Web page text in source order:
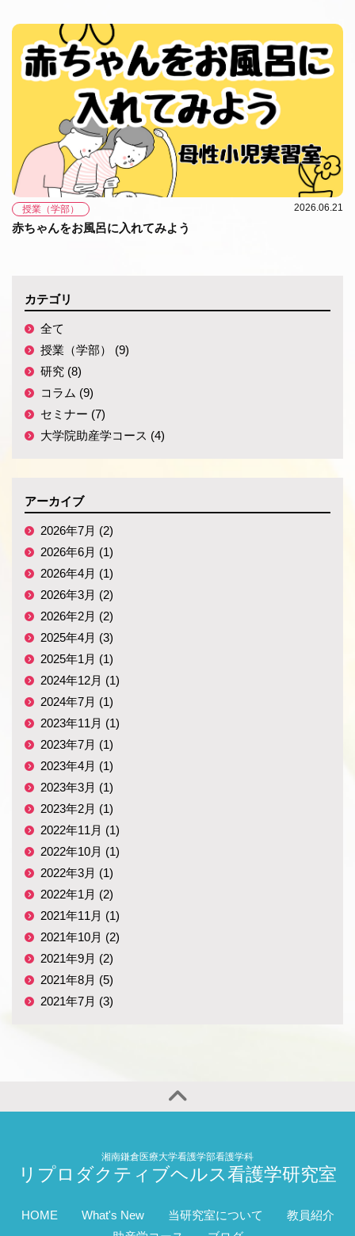
授業（学部） 2026.06.21
赤ちゃんをお風呂に入れてみよう
カテゴリ
全て
授業（学部） (9)
研究 (8)
コラム (9)
セミナー (7)
大学院助産学コース (4)
アーカイブ
2026年7月 (2)
2026年6月 (1)
2026年4月 (1)
2026年3月 (2)
2026年2月 (2)
2025年4月 (3)
2025年1月 (1)
2024年12月 (1)
2024年7月 (1)
2023年11月 (1)
2023年7月 (1)
2023年4月 (1)
2023年3月 (1)
2023年2月 (1)
2022年11月 (1)
2022年10月 (1)
2022年3月 (1)
2022年1月 (2)
2021年11月 (1)
2021年10月 (2)
2021年9月 (2)
2021年8月 (5)
2021年7月 (3)
湘南鎌倉医療大学看護学部看護学科
リプロダクティブヘルス看護学研究室
HOME What's New 当研究室について
教員紹介